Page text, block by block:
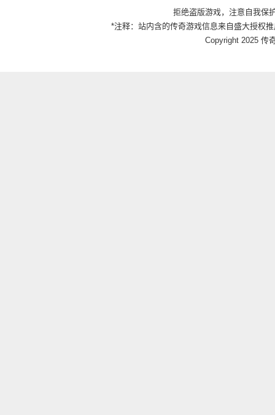
拒绝盗版游戏，注意自我保
*注释：站内含的传奇游戏信息来自盛大授权
Copyright 2025 传